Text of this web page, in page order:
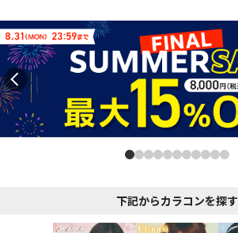
下記からカラコンを探す